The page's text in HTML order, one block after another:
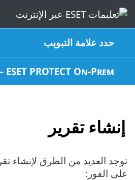
حدد علامة التبويب
ESET PROTECT On-Prem – جدول المحتويات
إنشاء تقرير
توجد العديد من الطرق لإنشاء
على الفور: